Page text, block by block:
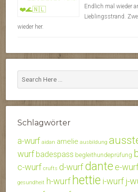
Endlich mal wieder
Lieblingsstrand.
wieder her.
Schlagwörter
a-wurf aidan amelie ausbildung
wurf badespass begleithundeprüfung
c-wurf crufts d-wurfdante e-
gesundheit h-wurf hettiei-wurfj-